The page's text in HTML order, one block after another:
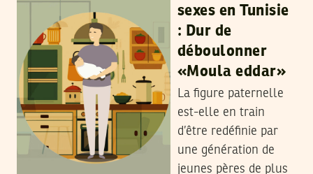
sexes en Tunisie
: Dur de
déboulonner
«Moula eddar»
La figure paternelle
est-elle en train
d’être redéfinie par
une génération de
jeunes pères de plus